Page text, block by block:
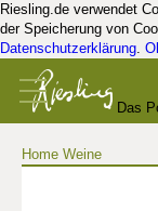
Riesling.de verwendet
der Speicherung von
Datenschutzerklärung.
Das
Home Weine